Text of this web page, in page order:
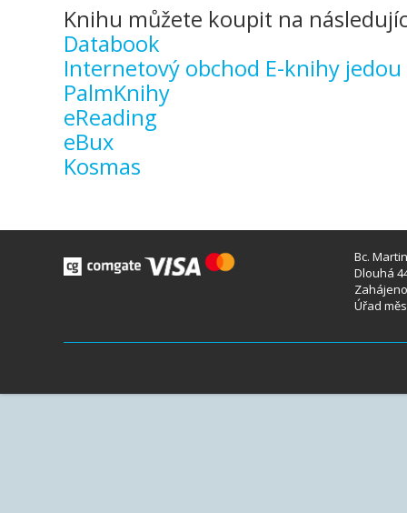
Knihu můžete koupit na
Databook
Internetový obchod E-knihy jedou
PalmKnihy
eReading
eBux
Kosmas
Bc.
Dlouhá
Úřad